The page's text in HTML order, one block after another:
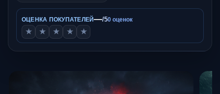
ОЦЕНКА ПОКУПАТЕЛЕЙ—/50 оценок
★ ★ ★ ★ ★